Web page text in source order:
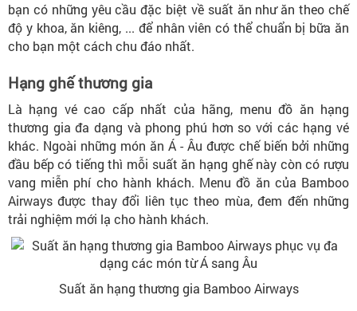
bạn có những yêu cầu đặc biệt về suất ăn như ăn theo chế
độ y khoa, ăn kiêng, ... để nhân viên có thể chuẩn bị bữa ăn
cho bạn một cách chu đáo nhất.
Hạng ghế thương gia
Là hạng vé cao cấp nhất của hãng, menu đồ ăn hạng
thương gia đa dạng và phong phú hơn so với các hạng vé
khác. Ngoài những món ăn Á - Âu được chế biến bởi những
đầu bếp có tiếng thì mỗi suất ăn hạng ghế này còn có rượu
vang miễn phí cho hành khách. Menu đồ ăn của Bamboo
Airways được thay đổi liên tục theo mùa, đem đến những
trải nghiệm mới lạ cho hành khách.
Suất ăn hạng thương gia Bamboo Airways